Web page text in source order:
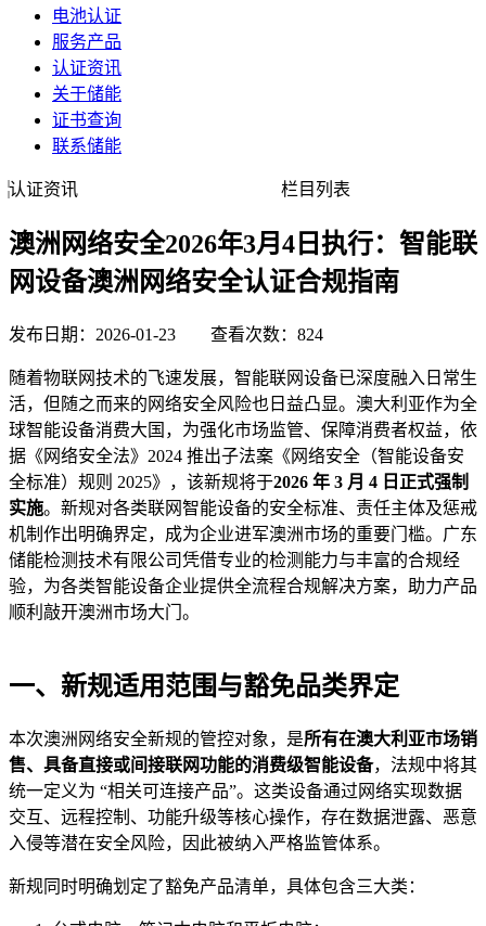
电池认证
服务产品
认证资讯
关于储能
证书查询
联系储能
认证资讯 栏目列表
澳洲网络安全2026年3月4日执行：智能联
网设备澳洲网络安全认证合规指南
发布日期：2026-01-23 查看次数：824
随着物联网技术的飞速发展，智能联网设备已深度融入日常生
活，但随之而来的网络安全风险也日益凸显。澳大利亚作为全
球智能设备消费大国，为强化市场监管、保障消费者权益，依
据《网络安全法》2024 推出子法案《网络安全（智能设备安
全标准）规则 2025》，该新规将于2026 年 3 月 4 日正式强制
实施。新规对各类联网智能设备的安全标准、责任主体及惩戒
机制作出明确界定，成为企业进军澳洲市场的重要门槛。广东
储能检测技术有限公司凭借专业的检测能力与丰富的合规经
验，为各类智能设备企业提供全流程合规解决方案，助力产品
顺利敲开澳洲市场大门。
一、新规适用范围与豁免品类界定
本次澳洲网络安全新规的管控对象，是所有在澳大利亚市场销
售、具备直接或间接联网功能的消费级智能设备，法规中将其
统一定义为 “相关可连接产品”。这类设备通过网络实现数据
交互、远程控制、功能升级等核心操作，存在数据泄露、恶意
入侵等潜在安全风险，因此被纳入严格监管体系。
新规同时明确划定了豁免产品清单，具体包含三大类：